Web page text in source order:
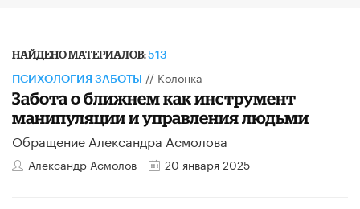
НАЙДЕНО МАТЕРИАЛОВ:513
ПСИХОЛОГИЯ ЗАБОТЫ // Колонка
Забота о ближнем как инструмент
манипуляции и управления людьми
Обращение Александра Асмолова
Александр Асмолов 20 января 2025